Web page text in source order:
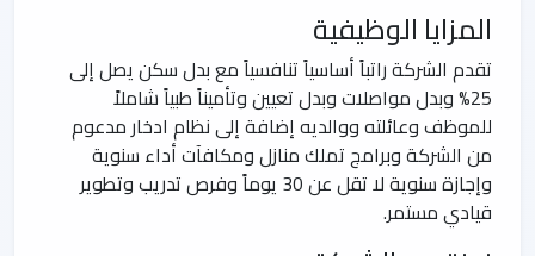
المزايا الوظيفية
تقدم الشركة راتباً أساسياً تنافسياً مع بدل سكن يصل إلى
25% وبدل مواصلات وبدل تعيين وتأميناً طبياً شاملاً
للموظف وعائلته ووالديه إضافة إلى نظام ادخار مدعوم
من الشركة وبرامج تملك منازل ومكافآت أداء سنوية
وإجازة سنوية لا تقل عن 30 يوماً وفرص تدريب وتطوير
قيادي مستمر.